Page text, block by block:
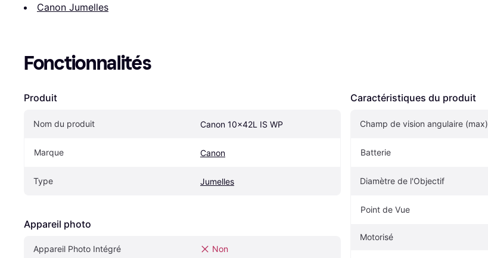
Canon Jumelles
Fonctionnalités
Produit
Nom du produit Canon 10x42L IS WP
Marque Canon
Type Jumelles
Appareil photo
Appareil Photo Intégré Non
Caractéristiques du produit
Champ de vision angulaire (max)
Batterie
Diamètre de l'Objectif
Point de Vue
Motorisé